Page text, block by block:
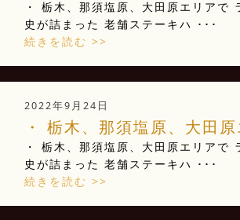
・ 栃木、那須塩原、大田原エリア
史が詰まった 老舗ステーキハ ･･･
続きを読む >>
2022年9月24日
・ 栃木、那須塩原、大田
・ 栃木、那須塩原、大田原エリア
史が詰まった 老舗ステーキハ ･･･
続きを読む >>